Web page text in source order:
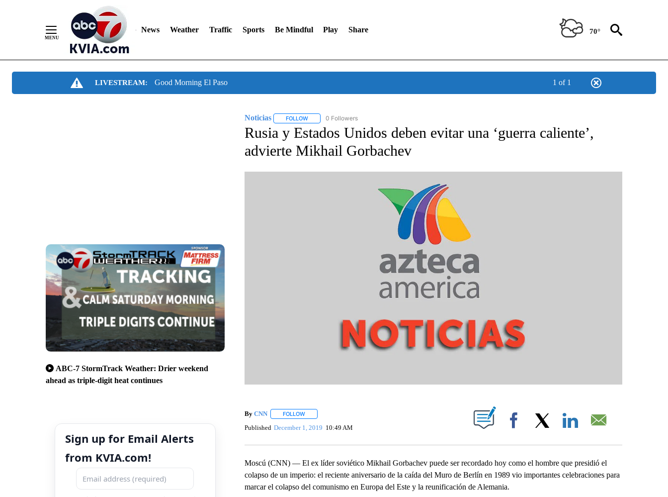
News Weather Traffic Sports Be Mindful Play Share 70°
LIVESTREAM: Good Morning El Paso 1 of 1
ABC-7 StormTrack Weather: Drier weekend
ahead as triple-digit heat continues
Sign up for Email Alerts
from KVIA.com!
Noticias FOLLOWFOLLOW "NOTICIAS" TO RECEIVE NOTIFICATIONS ABOUT NEW PAGES ON "NOTICIAS".
0 Followers
Rusia y Estados Unidos deben evitar una ‘guerra caliente’,
advierte Mikhail Gorbachev
By CNN FOLLOWFOLLOW "" TO RECEIVE NOTIFICATIONS ABOUT NEW PAGES ON "".
Published December 1, 2019 10:49 AM Facebook
Moscú (CNN) — El ex líder soviético Mikhail Gorbachev puede ser recordado hoy como el hombre que presidió el
colapso de un imperio: el reciente aniversario de la caída del Muro de Berlín en 1989 vio importantes celebraciones para
marcar el colapso del comunismo en Europa del Este y la reunificación de Alemania.